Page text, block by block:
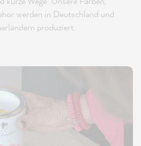
werden in Deutschland und
produziert.